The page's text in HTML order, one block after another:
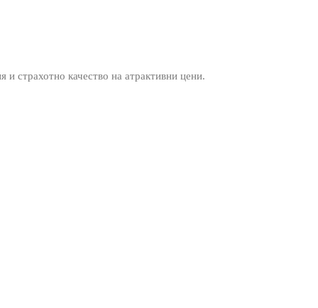
страхотно качество на атрактивни цени.